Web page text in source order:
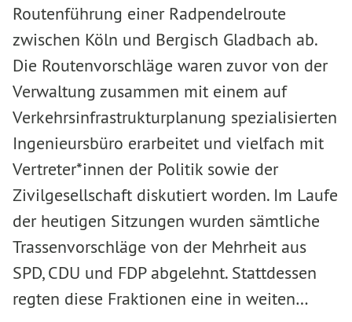
Routenführung einer Radpendelroute
zwischen Köln und Bergisch Gladbach ab.
Die Routenvorschläge waren zuvor von der
Verwaltung zusammen mit einem auf
Verkehrsinfrastrukturplanung spezialisierten
Ingenieursbüro erarbeitet und vielfach mit
Vertreter*innen der Politik sowie der
Zivilgesellschaft diskutiert worden. Im Laufe
der heutigen Sitzungen wurden sämtliche
Trassenvorschläge von der Mehrheit aus
SPD, CDU und FDP abgelehnt. Stattdessen
regten diese Fraktionen eine in weiten…